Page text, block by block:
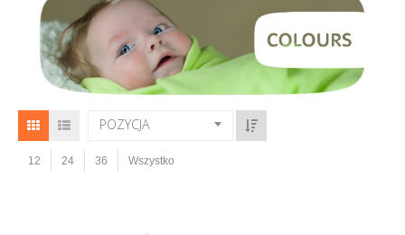
POZYCJA
12 24 36 Wszystko